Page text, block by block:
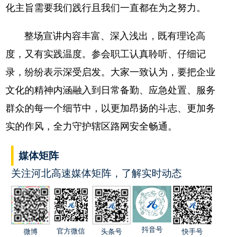
化主旨需要我们践行且我们一直都在为之努力。
整场宣讲内容丰富、深入浅出，既有理论高
度，又有实践温度。参会职工认真聆听、仔细记
录，纷纷表示深受启发。大家一致认为，要把企业
文化的精神内涵融入到日常备勤、应急处置、服务
群众的每一个细节中，以更加昂扬的斗志、更加务
实的作风，全力守护辖区路网安全畅通。
媒体矩阵
关注河北高速媒体矩阵，了解实时动态
微博 官方微信 头条号 抖音号 快手号